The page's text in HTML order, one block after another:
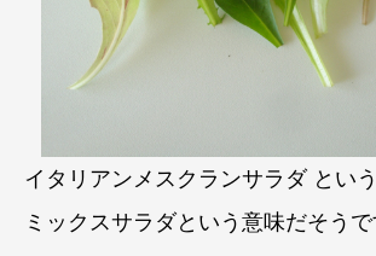
イタリアンメスクランサラダ という
ミックスサラダという意味だそうで